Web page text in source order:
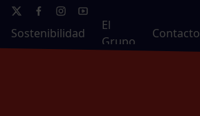
Sostenibilidad
El
Grupo
Contacto